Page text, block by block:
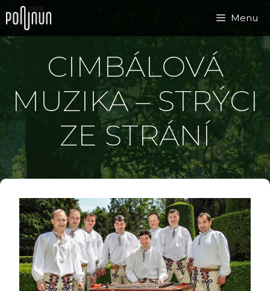
Přeskočit
na
obsah
Menu
CIMBÁLOVÁ
MUZIKA – STRÝCI
ZE STRÁNÍ